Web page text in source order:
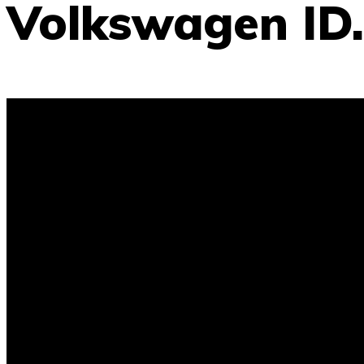
Volkswagen